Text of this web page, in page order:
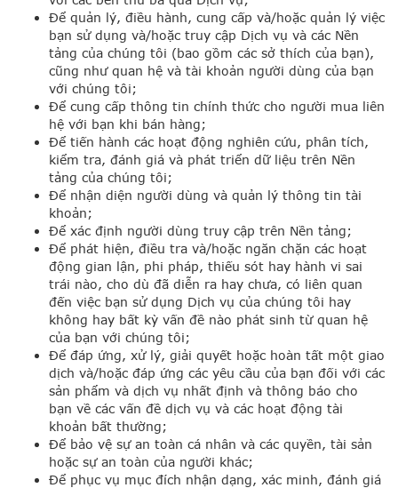
Để quản lý, điều hành, cung cấp và/hoặc quản lý việc
bạn sử dụng và/hoặc truy cập Dịch vụ và các Nền
tảng của chúng tôi (bao gồm các sở thích của bạn),
cũng như quan hệ và tài khoản người dùng của bạn
với chúng tôi;
Để cung cấp thông tin chính thức cho người mua liên
hệ với bạn khi bán hàng;
Để tiến hành các hoạt động nghiên cứu, phân tích,
kiểm tra, đánh giá và phát triển dữ liệu trên Nền
tảng của chúng tôi;
Để nhận diện người dùng và quản lý thông tin tài
khoản;
Để xác định người dùng truy cập trên Nền tảng;
Để phát hiện, điều tra và/hoặc ngăn chặn các hoạt
động gian lận, phi pháp, thiếu sót hay hành vi sai
trái nào, cho dù đã diễn ra hay chưa, có liên quan
đến việc bạn sử dụng Dịch vụ của chúng tôi hay
không hay bất kỳ vấn đề nào phát sinh từ quan hệ
của bạn với chúng tôi;
Để đáp ứng, xử lý, giải quyết hoặc hoàn tất một giao
dịch và/hoặc đáp ứng các yêu cầu của bạn đối với các
sản phẩm và dịch vụ nhất định và thông báo cho
bạn về các vấn đề dịch vụ và các hoạt động tài
khoản bất thường;
Để bảo vệ sự an toàn cá nhân và các quyền, tài sản
hoặc sự an toàn của người khác;
Để phục vụ mục đích nhận dạng, xác minh, đánh giá